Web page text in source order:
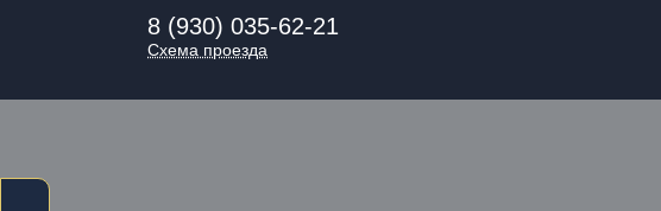
8 (930) 035-62-21
Схема проезда